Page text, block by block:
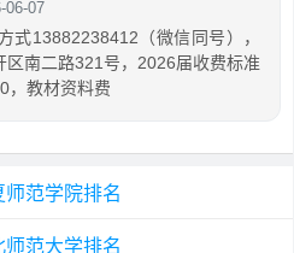
06-07
式13882238412（微信同号），
南二路321号，2026届收费标准
，教材资料费
范学院排名
范大学排名